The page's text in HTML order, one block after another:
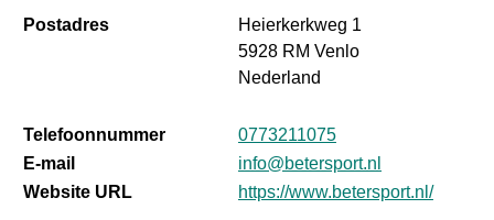
Postadres
Heierkerkweg 1
5928 RM Venlo
Nederland
Telefoonnummer
0773211075
E-mail
info@betersport.nl
Website URL
https://www.betersport.nl/